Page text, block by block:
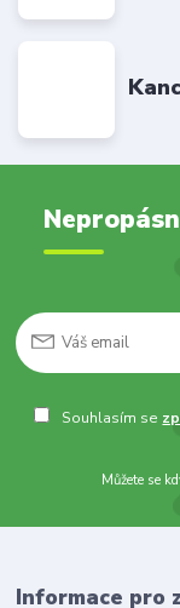
Souhlasím se
Můžete se
Informace pro